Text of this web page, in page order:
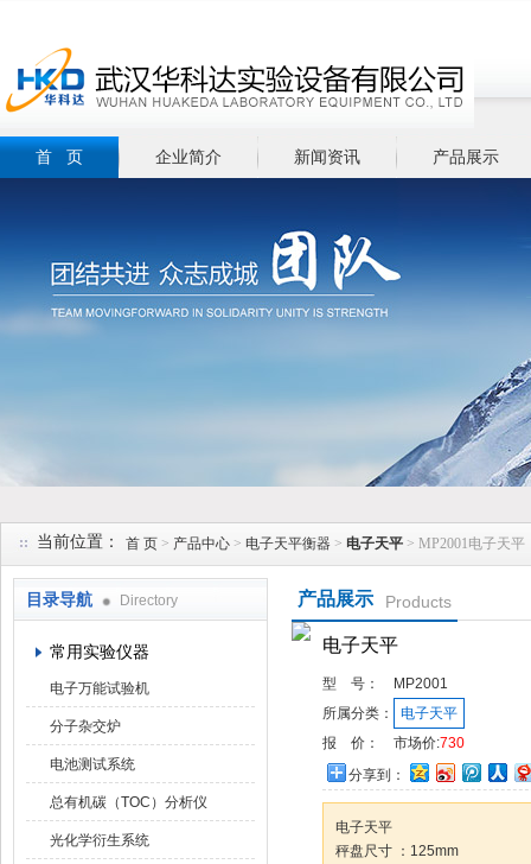
首 页 企业简介 新闻资讯 产品展示
当前位置： 首 页 > 产品中心 > 电子天平衡器 > 电子天平 > MP2001电子天平
目录导航 Directory
常用实验仪器
电子万能试验机
分子杂交炉
电池测试系统
总有机碳（TOC）分析仪
光化学衍生系统
产品展示 Products
电子天平
型 号：
MP2001
所属分类：
电子天平
报 价：
市场价:730
分享到：
电子天平
秤盘尺寸 ：125mm